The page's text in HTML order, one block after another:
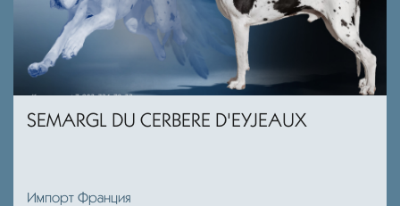
SEMARGL DU CERBERE D'EYJEAUX
Импорт Франция